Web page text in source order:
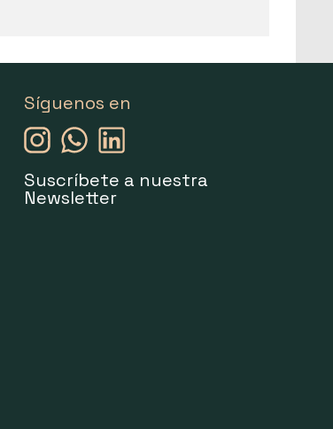
Síguenos en
Suscríbete a nuestra
Newsletter